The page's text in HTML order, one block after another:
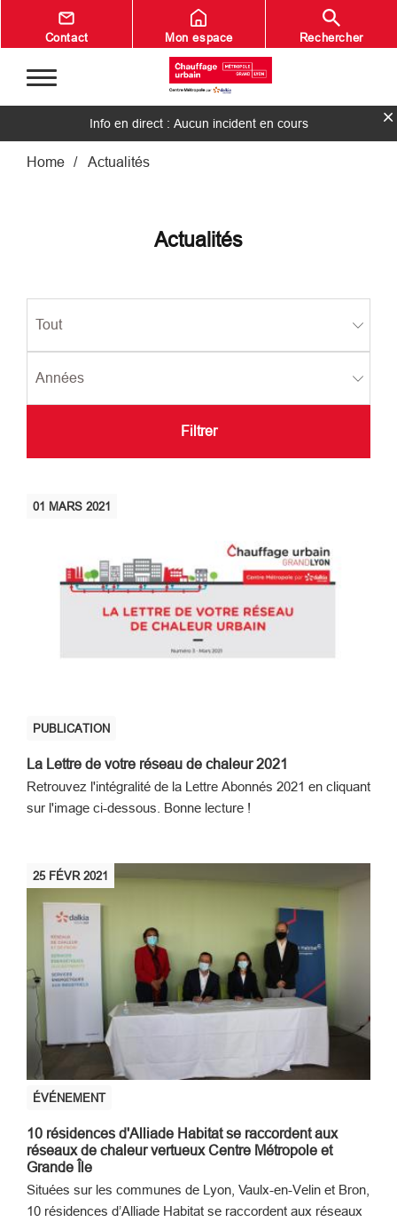
Aller au contenu principal
Contact Mon espace Rechercher
Info en direct : Aucun incident en cours
Fil d'Ariane
Home Actualités
Actualités
Filtrer
01 MARS 2021
La Lettre de votre réseau de chaleur 2021
Retrouvez l'intégralité de la Lettre Abonnés 2021 en cliquant
sur l'image ci-dessous. Bonne lecture !
PUBLICATION
25 FÉVR 2021
10 résidences d'Alliade Habitat se raccordent aux
réseaux de chaleur vertueux Centre Métropole et
Grande Île
Situées sur les communes de Lyon, Vaulx-en-Velin et Bron,
10 résidences d’Alliade Habitat se raccordent aux réseaux
ÉVÉNEMENT